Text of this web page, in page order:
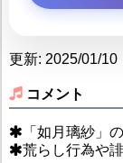
更新: 2025/01/10
コメント
「如月璃紗」
荒らし行為や